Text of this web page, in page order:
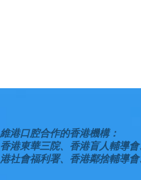
維港口腔合作的香港機構：
香港東華三院、香港盲人輔導
港社會福利署、香港鄰捨輔導